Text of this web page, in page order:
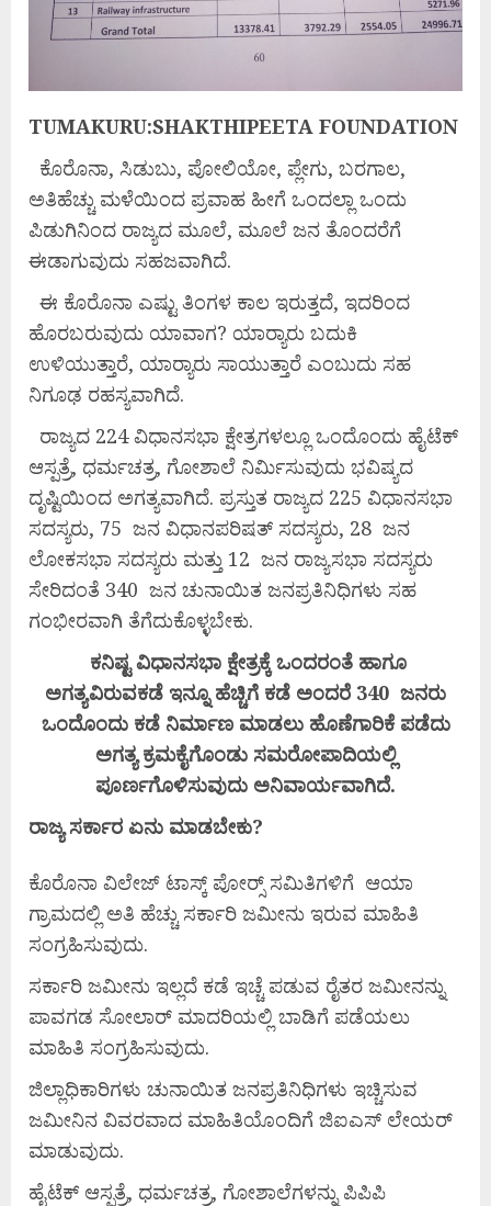
TUMAKURU:SHAKTHIPEETA FOUNDATION
ಕೊರೊನಾ, ಸಿಡುಬು, ಪೋಲಿಯೋ, ಪ್ಲೇಗು, ಬರಗಾಲ,
ಅತಿಹೆಚ್ಚು ಮಳೆಯಿಂದ ಪ್ರವಾಹ ಹೀಗೆ ಒಂದಲ್ಲಾ ಒಂದು
ಪಿಡುಗಿನಿಂದ ರಾಜ್ಯದ ಮೂಲೆ, ಮೂಲೆ ಜನ ತೊಂದರೆಗೆ
ಈಡಾಗುವುದು ಸಹಜವಾಗಿದೆ.
ಈ ಕೊರೊನಾ ಎಷ್ಟು ತಿಂಗಳ ಕಾಲ ಇರುತ್ತದೆ, ಇದರಿಂದ
ಹೊರಬರುವುದು ಯಾವಾಗ? ಯಾರ್‍ಯಾರು ಬದುಕಿ
ಉಳಿಯುತ್ತಾರೆ, ಯಾರ್‍ಯಾರು ಸಾಯುತ್ತಾರೆ ಎಂಬುದು ಸಹ
ನಿಗೂಢ ರಹಸ್ಯವಾಗಿದೆ.
ರಾಜ್ಯದ 224 ವಿಧಾನಸಭಾ ಕ್ಷೇತ್ರಗಳಲ್ಲೂ ಒಂದೊಂದು ಹೈಟೆಕ್
ಆಸ್ಪತ್ರೆ, ಧರ್ಮಚತ್ರ, ಗೋಶಾಲೆ ನಿರ್ಮಿಸುವುದು ಭವಿಷ್ಯದ
ದೃಷ್ಟಿಯಿಂದ ಅಗತ್ಯವಾಗಿದೆ. ಪ್ರಸ್ತುತ ರಾಜ್ಯದ 225 ವಿಧಾನಸಭಾ
ಸದಸ್ಯರು, 75 ಜನ ವಿಧಾನಪರಿಷತ್ ಸದಸ್ಯರು, 28 ಜನ
ಲೋಕಸಭಾ ಸದಸ್ಯರು ಮತ್ತು 12 ಜನ ರಾಜ್ಯಸಭಾ ಸದಸ್ಯರು
ಸೇರಿದಂತೆ 340 ಜನ ಚುನಾಯಿತ ಜನಪ್ರತಿನಿಧಿಗಳು ಸಹ
ಗಂಭೀರವಾಗಿ ತೆಗೆದುಕೊಳ್ಳಬೇಕು.
ಕನಿಷ್ಟ ವಿಧಾನಸಭಾ ಕ್ಷೇತ್ರಕ್ಕೆ ಒಂದರಂತೆ ಹಾಗೂ
ಅಗತ್ಯವಿರುವಕಡೆ ಇನ್ನೂ ಹೆಚ್ಚಿಗೆ ಕಡೆ ಅಂದರೆ 340 ಜನರು
ಒಂದೊಂದು ಕಡೆ ನಿರ್ಮಾಣ ಮಾಡಲು ಹೊಣೆಗಾರಿಕೆ ಪಡೆದು
ಅಗತ್ಯ ಕ್ರಮಕೈಗೊಂಡು ಸಮರೋಪಾದಿಯಲ್ಲಿ
ಪೂರ್ಣಗೊಳಿಸುವುದು ಅನಿವಾರ್ಯವಾಗಿದೆ.
ರಾಜ್ಯಸರ್ಕಾರ ಏನು ಮಾಡಬೇಕು?
ಕೊರೊನಾ ವಿಲೇಜ್ ಟಾಸ್ಕ್ ಪೋರ್‍ಸ್ ಸಮಿತಿಗಳಿಗೆ ಆಯಾ
ಗ್ರಾಮದಲ್ಲಿ ಅತಿ ಹೆಚ್ಚು ಸರ್ಕಾರಿ ಜಮೀನು ಇರುವ ಮಾಹಿತಿ
ಸಂಗ್ರಹಿಸುವುದು.
ಸರ್ಕಾರಿ ಜಮೀನು ಇಲ್ಲದೆ ಕಡೆ ಇಚ್ಚೆ ಪಡುವ ರೈತರ ಜಮೀನನ್ನು
ಪಾವಗಡ ಸೋಲಾರ್ ಮಾದರಿಯಲ್ಲಿ ಬಾಡಿಗೆ ಪಡೆಯಲು
ಮಾಹಿತಿ ಸಂಗ್ರಹಿಸುವುದು.
ಜಿಲ್ಲಾಧಿಕಾರಿಗಳು ಚುನಾಯಿತ ಜನಪ್ರತಿನಿಧಿಗಳು ಇಚ್ಚಿಸುವ
ಜಮೀನಿನ ವಿವರವಾದ ಮಾಹಿತಿಯೊಂದಿಗೆ ಜಿಐಎಸ್ ಲೇಯರ್
ಮಾಡುವುದು.
ಹೈಟೆಕ್ ಆಸ್ಪತ್ರೆ, ಧರ್ಮಚತ್ರ, ಗೋಶಾಲೆಗಳನ್ನು ಪಿಪಿಪಿ